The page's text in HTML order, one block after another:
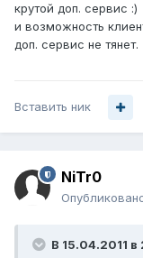
крутой доп. сервис :)
и возможность
доп. сервис не тянет.
Вставить ник
NiTr0
В 15.04.2011 в